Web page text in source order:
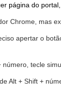
página do
Chrome, mas
apertar o
tecle
Alt + Shift +